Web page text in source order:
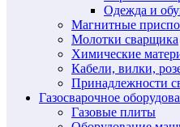
Одежда и
Магнитные
Молотки сварщика
Химические
Кабели, вилки,
Принадлежности
Газосварочное
Газовые плиты